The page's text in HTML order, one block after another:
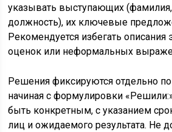
указывать выступающих
должность), их ключевые
Рекомендуется избегать
оценок или неформальных
Решения фиксируются отдельно
начиная с формулировки
быть конкретным, с указанием
лиц и ожидаемого результата. Не